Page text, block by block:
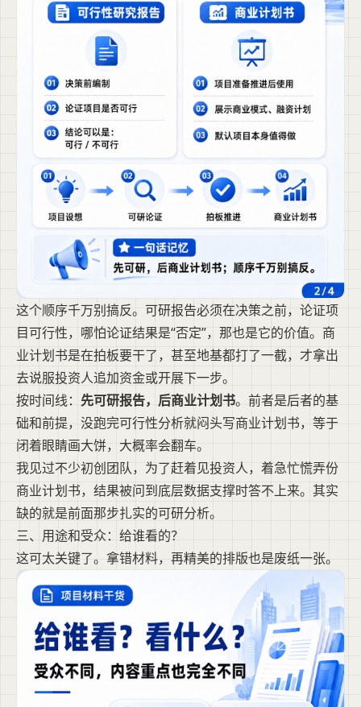
这个顺序千万别搞反。可研报告必须在决策之前，论证项
目可行性，哪怕论证结果是“否定”，那也是它的价值。商
业计划书是在拍板要干了，甚至地基都打了一截，才拿出
去说服投资人追加资金或开展下一步。
按时间线： 先可研报告，后商业计划书。前者是后者的基
础和前提，没跑完可行性分析就闷头写商业计划书，等于
闭着眼睛画大饼，大概率会翻车。
我见过不少初创团队，为了赶着见投资人，着急忙慌弄份
商业计划书，结果被问到底层数据支撑时答不上来。其实
缺的就是前面那步扎实的可研分析。
三、用途和受众：给谁看的？
这可太关键了。拿错材料，再精美的排版也是废纸一张。